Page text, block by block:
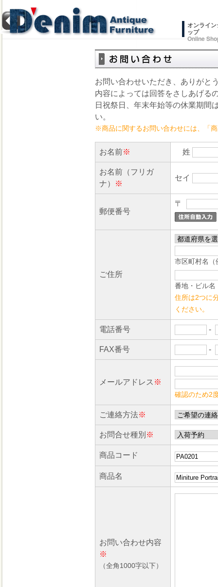
オンライ
ップ
Online
お問い合わせいただき、ありがと
内容によっては回答をさしあげる
日祝祭日、年末年始等の休業期間
い。
※商品に関するお問い合わせには、「
お名前※ 姓
お名前（フリガ
ナ）
※
セイ
郵便番号
〒
ご住所
市区町村名（
番地・ビル名
住所は2つに
ください。
電話番号 -
FAX番号 -
メールアドレス ※
確認のため2
ご連絡方法※
お問合せ種別 ※
商品コード
商品名
お問い合わせ内容
※
（全角1000字以下）